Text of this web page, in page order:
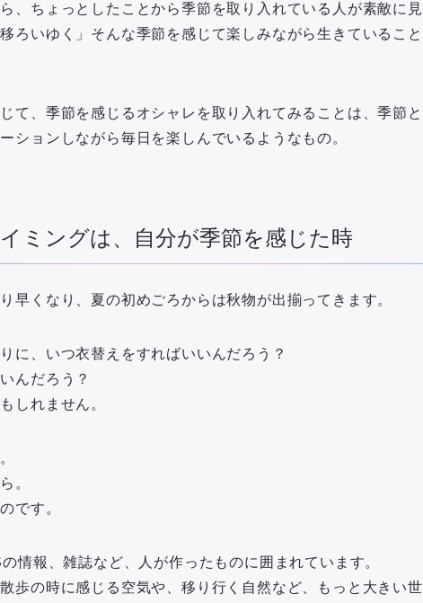
、ちょっとしたことから季節を取り入れている人が素敵に見
ろいゆく」 そんな季節を感じて楽しみながら生きていること
て、季節を感じるオシャレを取り入れてみることは、季節と
ションしながら毎日を楽しんでいるようなもの。
ミングは、自分が季節を感じた時
早くなり、夏の初めごろからは秋物が出揃ってきます。
に、いつ衣替えをすればいいんだろう？
んだろう？
しれません。
。
です。
情報、雑誌など、人が作ったものに囲まれています。
歩の時に感じる空気や、移り行く自然など、もっと大きい世